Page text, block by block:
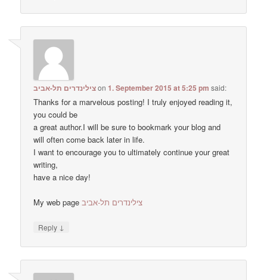
צילינדרים תל-אביבon1. September 2015 at 5:25 pm said:
Thanks for a marvelous posting! I truly enjoyed reading it,
you could be
a great author.I will be sure to bookmark your blog and
will often come back later in life.
I want to encourage you to ultimately continue your great
writing,
have a nice day!
My web pageצילינדרים תל-אביב
Reply ↓